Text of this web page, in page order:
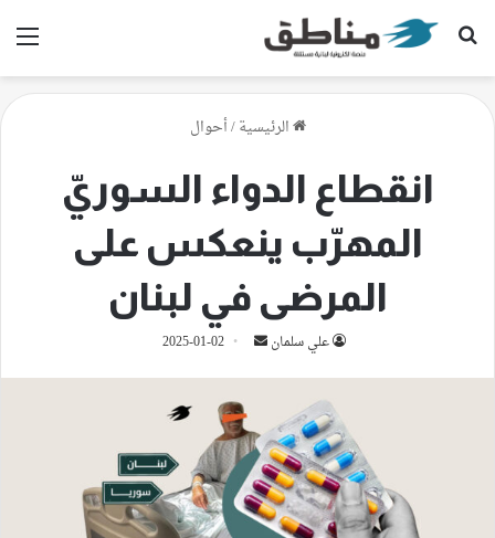
بحث عن
الرئيسية/أحوال
انقطاع الدواء السوريّ
المهرّب ينعكس على
المرضى في لبنان
علي سلمان
أرسل 2025-01-02